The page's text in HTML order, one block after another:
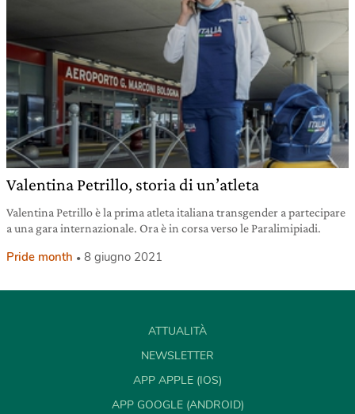
Valentina Petrillo, storia di un’atleta
Valentina Petrillo è la prima atleta italiana transgender a partecipare
a una gara internazionale. Ora è in corsa verso le Paralimipiadi.
Pride month 8 giugno 2021
ATTUALITÀ
NEWSLETTER
APP APPLE (IOS)
APP GOOGLE (ANDROID)